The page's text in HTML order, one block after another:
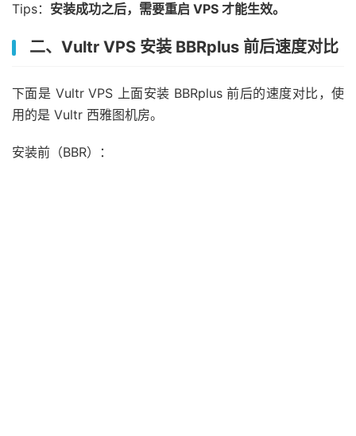
Tips： 安装成功之后，需要重启 VPS 才能生效。
二、Vultr VPS 安装 BBRplus 前后速度对比
下面是 Vultr VPS 上面安装 BBRplus 前后的速度对比，使
用的是 Vultr 西雅图机房。
安装前（BBR）：